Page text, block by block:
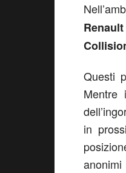
Renault
Questi
in